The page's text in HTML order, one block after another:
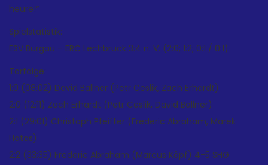
heure!“
Spielstatistik:
ESV Burgau – ERC Lechbruck 3:4 n. V. (2:0; 1:2; 0:1 / 0:1)
Torfolge:
1:0 (08:02) David Ballner (Petr Ceslik, Zach Erhardt)
2:0 (12:11) Zach Erhardt (Petr Ceslik, David Ballner)
2:1 (29:01) Christoph Pfeiffer (Frederic Abraham, Marek
Hatas)
2:2 (33:35) Frederic Abraham (Marcus Köpf) 4-5 SHG